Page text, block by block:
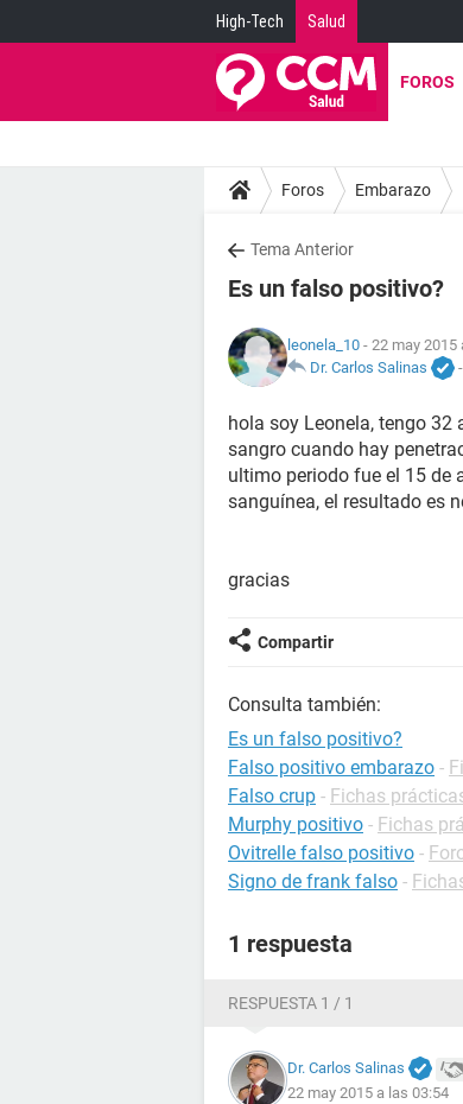
High-Tech Salud
FOROS
Foros Embarazo
Tema Anterior
Es un falso positivo?
leonela_10 - 22 may 2015
Dr. Carlos Salinas
-
hola soy Leonela, tengo 32
sangro cuando hay
ultimo periodo fue el 15 de
sanguínea, el resultado es
gracias
Compartir
Consulta también:
Es un falso positivo?
Falso positivo embarazo -
Falso crup - Fichas
Murphy positivo - Fichas
Ovitrelle falso positivo -
Signo de frank falso -
1 respuesta
RESPUESTA 1 / 1
Dr. Carlos Salinas
22 may 2015 a las 03:54